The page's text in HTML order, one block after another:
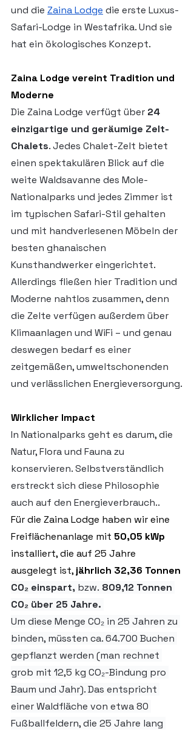
und die Zaina Lodge die erste Luxus-
Safari-Lodge in Westafrika. Und sie
hat ein ökologisches Konzept.
Zaina Lodge vereint Tradition und
Moderne
Die Zaina Lodge verfügt über 24
einzigartige und geräumige Zelt-
Chalets. Jedes Chalet-Zelt bietet
einen spektakulären Blick auf die
weite Waldsavanne des Mole-
Nationalparks und jedes Zimmer ist
im typischen Safari-Stil gehalten
und mit handverlesenen Möbeln der
besten ghanaischen
Kunsthandwerker eingerichtet.
Allerdings fließen hier Tradition und
Moderne nahtlos zusammen, denn
die Zelte verfügen außerdem über
Klimaanlagen und WiFi – und genau
deswegen bedarf es einer
zeitgemäßen, umweltschonenden
und verlässlichen Energieversorgung.
Wirklicher Impact
In Nationalparks geht es darum, die
Natur, Flora und Fauna zu
konservieren. Selbstverständlich
erstreckt sich diese Philosophie
auch auf den Energieverbrauch..
Für die Zaina Lodge haben wir eine
Freiflächenanlage mit 50,05 kWp
installiert, die auf 25 Jahre
ausgelegt ist, jährlich 32,36 Tonnen
CO₂ einspart, bzw. 809,12 Tonnen
CO₂ über 25 Jahre.
Um diese Menge CO₂ in 25 Jahren zu
binden, müssten ca. 64.700 Buchen
gepflanzt werden (man rechnet
grob mit 12,5 kg CO₂-Bindung pro
Baum und Jahr). Das entspricht
einer Waldfläche von etwa 80
Fußballfeldern, die 25 Jahre lang